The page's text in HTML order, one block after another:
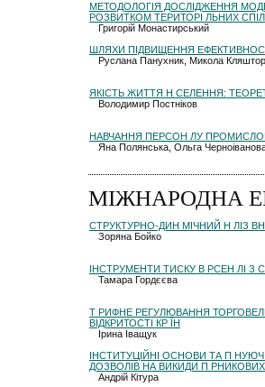
МЕТОДОЛОГІЯ ДОСЛІДЖЕННЯ
РОЗВИТКОМ ТЕРИТОРІ ЛЬНИХ
Григорій Монастирський
ШЛЯХИ ПІДВИЩЕННЯ
Руслана Панухник, Микола
ЯКІСТЬ ЖИТТЯ Н СЕЛЕННЯ:
Володимир Постніков
НАВЧАННЯ ПЕРСОН ЛУ
Яна Полянська, Ольга
МІЖНАРОДНА
СТРУКТУРНО-ДИН МІЧНИЙ Н ЛІЗ
Зоряна Бойко
ІНСТРУМЕНТИ ТИСКУ В РСЕН ЛІ З
Тамара Гордєєва
Т РИФНЕ РЕГУЛЮВАННЯ
ВІДКРИТОСТІ КР ЇН
Ірина Іващук
ІНСТИТУЦІЙНІ ОСНОВИ ТА П
ДОЗВОЛІВ НА ВИКИДИ П РНИКОВИХ
Андрій Кітура